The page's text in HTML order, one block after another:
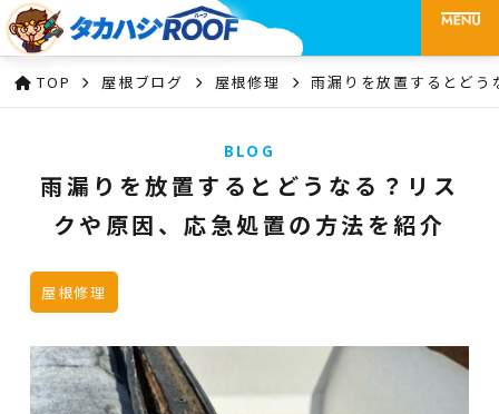
TOP 屋根ブログ 屋根修理 雨漏りを放置するとど
BLOG
雨漏りを放置するとどうなる？リス
クや原因、応急処置の方法を紹介
屋根修理